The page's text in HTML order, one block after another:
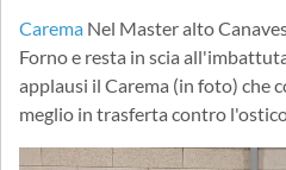
Carema Nel Master alto
Forno e resta in scia
applausi il Carema (in foto) che
meglio in trasferta contro